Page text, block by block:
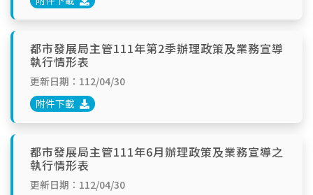
都市發展局主管111年第2季辦理政策及業務宣導
執行情形表
更新日期：112/04/30
附件下載
都市發展局主管111年6月辦理政策及業務宣導之
執行情形表
更新日期：112/04/30